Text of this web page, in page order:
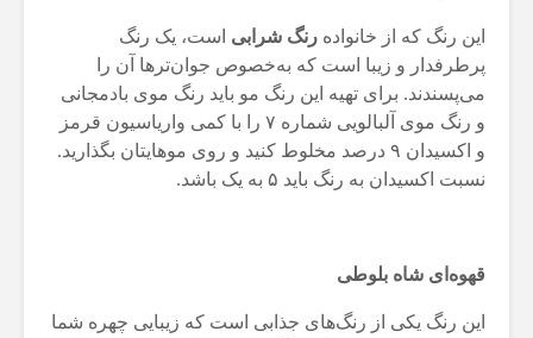
این رنگ که از خانواده رنگ شرابی است، یک رنگ
پرطرفدار و زیبا است که به‌خصوص جوان‌ترها آن را
می‌پسندند. برای تهیه این رنگ مو باید رنگ موی بادمجانی
و رنگ موی آلبالویی شماره ۷ را با کمی واریاسیون قرمز
و اکسیدان ۹ درصد مخلوط کنید و روی موهایتان بگذارید.
نسبت اکسیدان به رنگ باید ۵ به یک باشد.
قهوه‌ای شاه بلوطی
این رنگ یکی از رنگ‌های جذابی است که زیبایی چهره شما